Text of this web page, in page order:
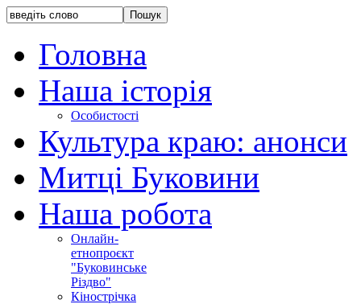
Головна
Наша історія
Особистості
Культура краю: анонси
Митці Буковини
Наша робота
Онлайн-
етнопроєкт
"Буковинське
Різдво"
Кінострічка